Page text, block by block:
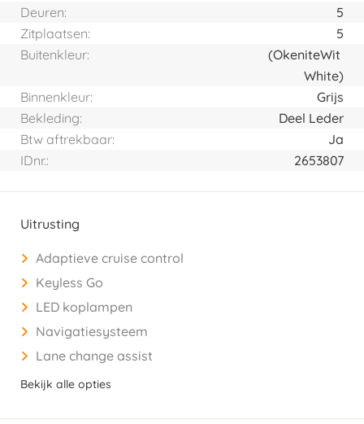
Deuren:
5
Zitplaatsen:
5
Buitenkleur:
Wit
(Okenite
White)
Binnenkleur:
Grijs
Bekleding:
Deel Leder
Btw aftrekbaar:
Ja
IDnr.:
2653807
Uitrusting
Adaptieve cruise control
Keyless Go
LED koplampen
Navigatiesysteem
Lane change assist
Bekijk alle opties